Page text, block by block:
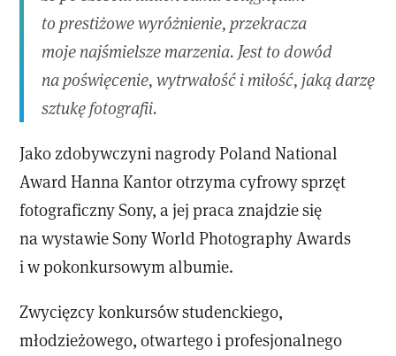
to prestiżowe wyróżnienie, przekracza
moje najśmielsze marzenia. Jest to dowód
na poświęcenie, wytrwałość i miłość, jaką darzę
sztukę fotografii.
​Jako zdobywczyni nagrody Poland National
Award Hanna Kantor otrzyma cyfrowy sprzęt
fotograficzny Sony, a jej praca znajdzie się
na wystawie Sony World Photography Awards
i w pokonkursowym albumie.
Zwycięzcy konkursów studenckiego,
młodzieżowego, otwartego i profesjonalnego